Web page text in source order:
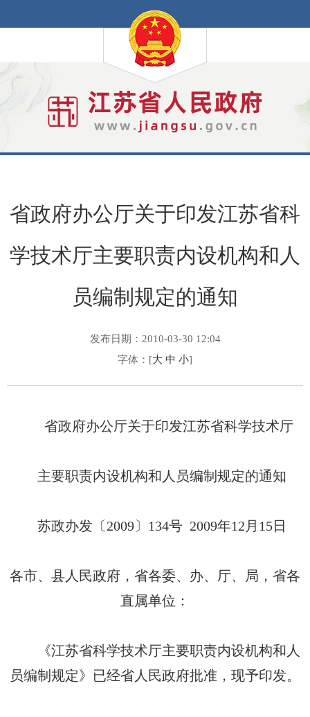
省政府办公厅关于印发江苏省科
学技术厅主要职责内设机构和人
员编制规定的通知
发布日期：2010-03-30 12:04
字体：[大 中 小]
省政府办公厅关于印发江苏省科学技术厅
主要职责内设机构和人员编制规定的通知
苏政办发〔2009〕134号 2009年12月15日
各市、县人民政府，省各委、办、厅、局，省各
直属单位：
《江苏省科学技术厅主要职责内设机构和人
员编制规定》已经省人民政府批准，现予印发。